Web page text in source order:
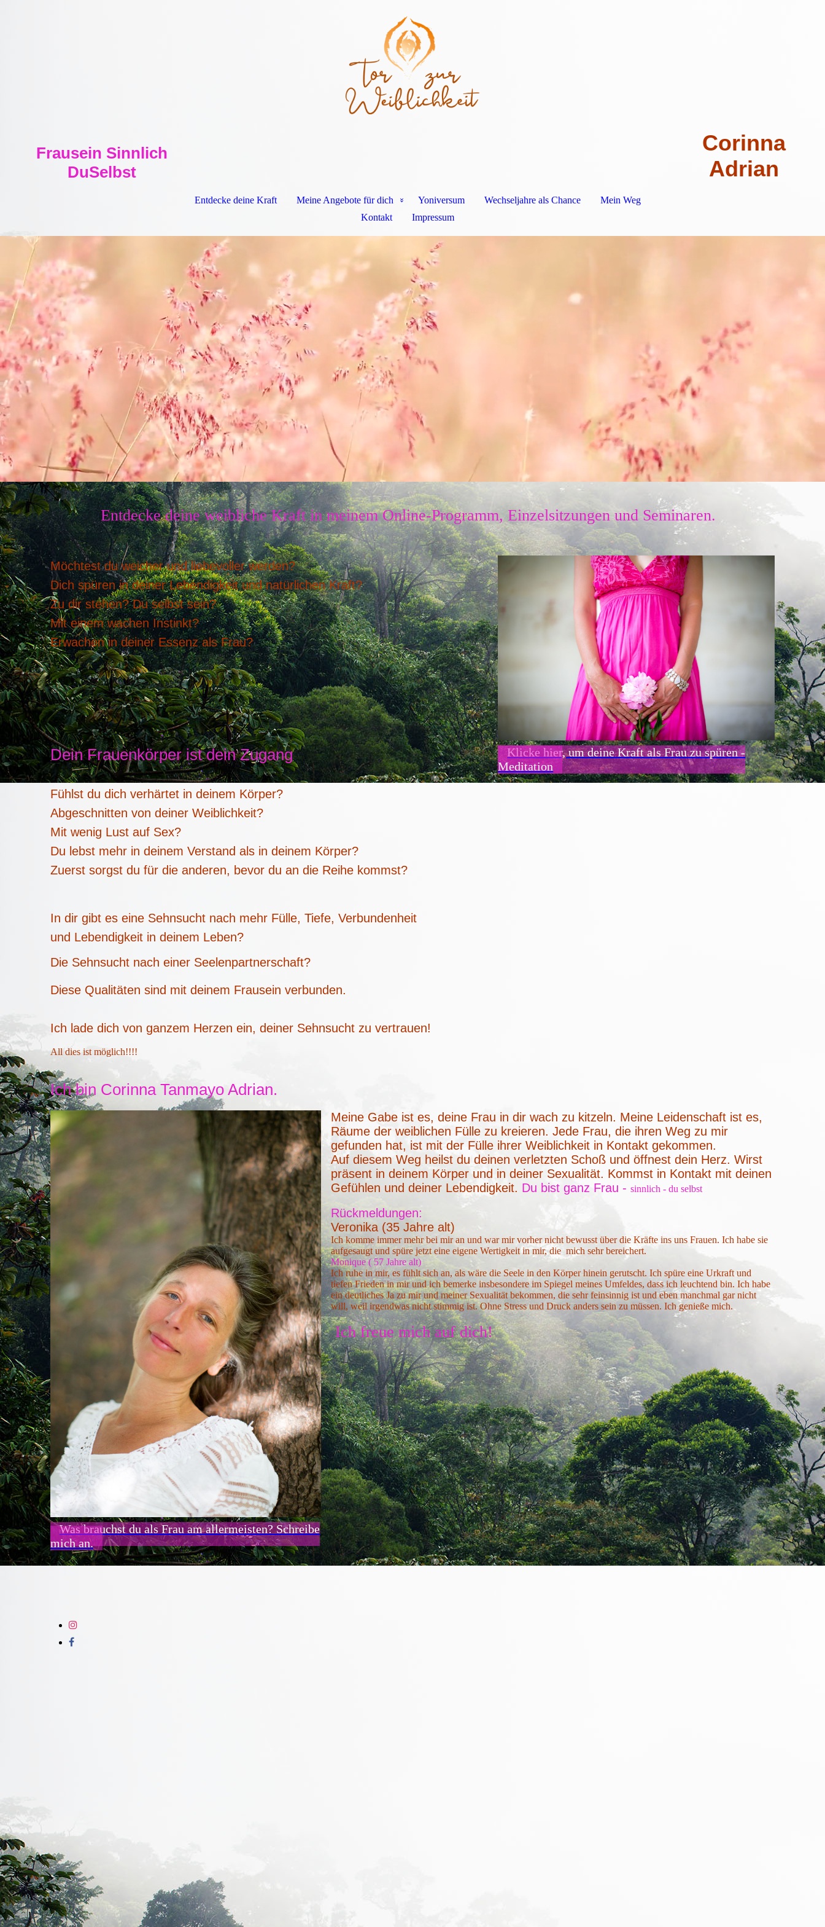
Frausein Sinnlich
DuSelbst
Corinna
Adrian
Entdecke deine Kraft Meine Angebote für dich Yoniversum Wechseljahre als Chance
Mein Weg
Kontakt
Impressum
Entdecke deine weibliche Kraft in meinem Online-Programm, Einzelsitzungen und Seminaren.
Möchtest du weicher und liebevoller werden?
Dich spüren in deiner Lebendigkeit und natürlichen Kraft?
Zu dir stehen?Du selbst sein?
Mit einem wachen Instinkt?
Erwachen in deiner Essenz als Frau?
Klicke hier, um deine Kraft als Frau zu spüren -
Meditation
Dein Frauenkörper ist dein Zugang
Fühlst du dich verhärtet in deinem Körper?
Abgeschnitten von deiner Weiblichkeit?
Mit wenig Lust auf Sex?
Du lebst mehr in deinem Verstand als in deinem Körper?
Zuerst sorgst du für die anderen, bevor du an die Reihe kommst?
In dir gibt es eine Sehnsucht nach mehr Fülle, Tiefe, Verbundenheit
und Lebendigkeit in deinem Leben?
Die Sehnsucht nach einer Seelenpartnerschaft?
Diese Qualitäten sind mit deinem Frausein verbunden.
Ich lade dich von ganzem Herzen ein, deiner Sehnsucht zu vertrauen!
All dies ist möglich!!!!
Ich bin Corinna Tanmayo Adrian.
Meine Gabe ist es, deine Frau in dir wach zu kitzeln. Meine Leidenschaft ist es,
Räume der weiblichen Fülle zu kreieren. Jede Frau, die ihren Weg zu mir
gefunden hat, ist mit der Fülle ihrer Weiblichkeit in Kontakt gekommen.
Auf diesem Weg heilst du deinen verletzten Schoß und öffnest dein Herz. Wirst
präsent in deinem Körper und in deiner Sexualität. Kommst in Kontakt mit deinen
Gefühlen und deiner Lebendigkeit. Du bist ganz Frau -sinnlich - du selbst
Rückmeldungen:
Veronika (35 Jahre alt)
Ich komme immer mehr bei mir an und war mir vorher nicht bewusst über die Kräfte ins uns Frauen. Ich habe sie
aufgesaugt und spüre jetzt eine eigene Wertigkeit in mir, die mich sehr bereichert.
Monique ( 57 Jahre alt)
Ich ruhe in mir, es fühlt sich an, als wäre die Seele in den Körper hinein gerutscht. Ich spüre eine Urkraft und
tiefen Frieden in mir und ich bemerke insbesondere im Spiegel meines Umfeldes, dass ich leuchtend bin. Ich habe
ein deutliches Ja zu mir und meiner Sexualität bekommen, die sehr feinsinnig ist und eben manchmal gar nicht
will, weil irgendwas nicht stimmig ist. Ohne Stress und Druck anders sein zu müssen. Ich genieße mich.
Ich freue mich auf dich!
Was brauchst du als Frau am allermeisten? Schreibe
mich an.